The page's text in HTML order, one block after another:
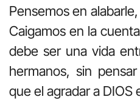
Pensemos en
Caigamos en la
debe ser una vida
hermanos, sin
que el agradar a DIOS